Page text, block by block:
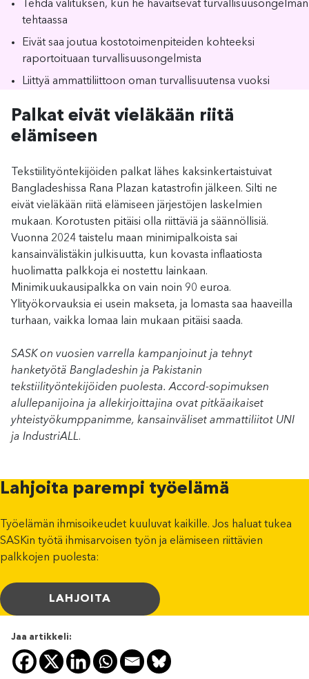
Tehdä valituksen, kun he havaitsevat turvallisuusongelman
tehtaassa
Eivät saa joutua kostotoimenpiteiden kohteeksi
raportoituaan turvallisuusongelmista
Liittyä ammattiliittoon oman turvallisuutensa vuoksi
Palkat eivät vieläkään riitä
elämiseen
Tekstiilityöntekijöiden palkat lähes kaksinkertaistuivat
Bangladeshissa Rana Plazan katastrofin jälkeen. Silti ne
eivät vieläkään riitä elämiseen järjestöjen laskelmien
mukaan. Korotusten pitäisi olla riittäviä ja säännöllisiä.
Vuonna 2024 taistelu maan minimipalkoista sai
kansainvälistäkin julkisuutta, kun kovasta inflaatiosta
huolimatta palkkoja ei nostettu lainkaan.
Minimikuukausipalkka on vain noin 90 euroa.
Ylityökorvauksia ei usein makseta, ja lomasta saa haaveilla
turhaan, vaikka lomaa lain mukaan pitäisi saada.
SASK on vuosien varrella kampanjoinut ja tehnyt
hanketyötä Bangladeshin ja Pakistanin
tekstiilityöntekijöiden puolesta. Accord-sopimuksen
alullepanijoina ja allekirjoittajina ovat pitkäaikaiset
yhteistyökumppanimme, kansainväliset ammattiliitot UNI
ja IndustriALL.
Lahjoita parempi työelämä
Työelämän ihmisoikeudet kuuluvat kaikille. Jos haluat tukea
SASKin työtä ihmisarvoisen työn ja elämiseen riittävien
palkkojen puolesta:
LAHJOITA
Jaa artikkeli: